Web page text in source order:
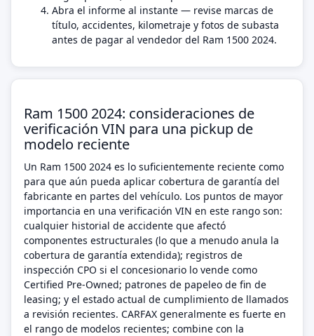
Abra el informe al instante — revise marcas de
título, accidentes, kilometraje y fotos de subasta
antes de pagar al vendedor del Ram 1500 2024.
Ram 1500 2024: consideraciones de
verificación VIN para una pickup de
modelo reciente
Un Ram 1500 2024 es lo suficientemente reciente como
para que aún pueda aplicar cobertura de garantía del
fabricante en partes del vehículo. Los puntos de mayor
importancia en una verificación VIN en este rango son:
cualquier historial de accidente que afectó
componentes estructurales (lo que a menudo anula la
cobertura de garantía extendida); registros de
inspección CPO si el concesionario lo vende como
Certified Pre-Owned; patrones de papeleo de fin de
leasing; y el estado actual de cumplimiento de llamados
a revisión recientes. CARFAX generalmente es fuerte en
el rango de modelos recientes; combine con la